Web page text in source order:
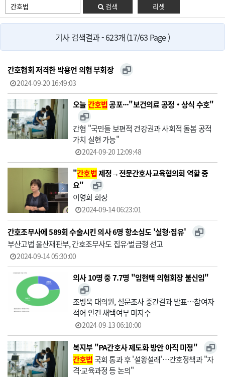
검색
리셋
기사 검색결과 - 623개 (17/63 Page )
간호협회 저격한 박용언 의협 부회장
2024-09-20 16:49:03
오늘간호법공포···"보건의료 공정‧상식 수호"
간협 "국민들 보편적 건강권과 사회적 돌봄 공적
가치 실현 가능"
2024-09-20 12:09:48
"간호법제정→전문간호사교육협의회 역할 중
요"
이영희 회장
2024-09-14 06:23:01
간호조무사에 589회 수술시킨 의사 6명 항소심도 '실형·집유'
부산고법 울산재판부, 간호조무사도 집유·벌금형 선고
2024-09-14 05:30:00
의사 10명 중 7.7명 "임현택 의협회장 불신임"
조병욱 대의원, 설문조사 중간결과 발표…참여자
적어 안건 채택여부 미지수
2024-09-13 06:10:00
복지부 "PA간호사 제도화 방안 아직 미정"
간호법국회 통과 후 '설왕설래'…간호정책과 "자
격·교육과정 등 논의"